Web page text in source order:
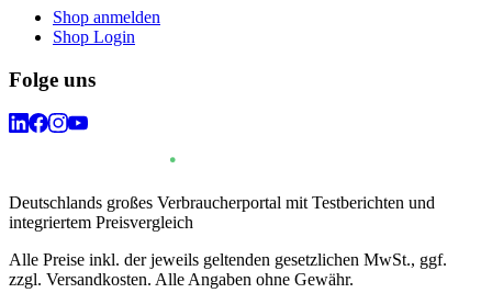
Shop anmelden
Shop Login
Folge uns
Deutschlands großes Verbraucherportal mit Testberichten und
integriertem Preisvergleich
Alle Preise inkl. der jeweils geltenden gesetzlichen MwSt., ggf.
zzgl. Versandkosten. Alle Angaben ohne Gewähr.